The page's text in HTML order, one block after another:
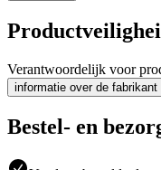
Verantwoordelijk voor
informatie over de fabrikant
Bestel- en